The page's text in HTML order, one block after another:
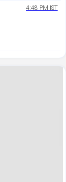
4:48 PM IST